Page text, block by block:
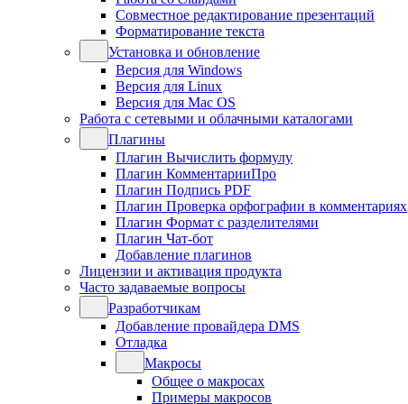
Совместное редактирование презентаций
Форматирование текста
Установка и обновление
Версия для Windows
Версия для Linux
Версия для Mac OS
Работа с сетевыми и облачными каталогами
Плагины
Плагин Вычислить формулу
Плагин КомментарииПро
Плагин Подпись PDF
Плагин Проверка орфографии в комментариях
Плагин Формат с разделителями
Плагин Чат-бот
Добавление плагинов
Лицензии и активация продукта
Часто задаваемые вопросы
Разработчикам
Добавление провайдера DMS
Отладка
Макросы
Общее о макросах
Примеры макросов